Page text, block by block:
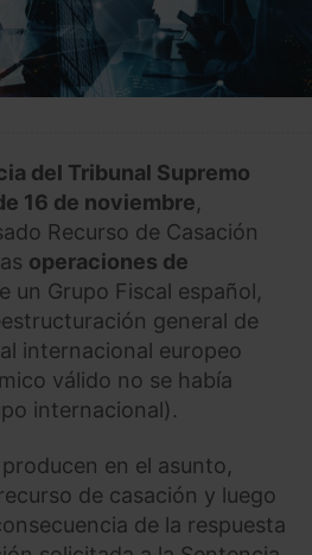
del Tribunal Supremo
16 de noviembre,
Recurso de Casación
operaciones de
un Grupo Fiscal español,
general de
internacional europeo
válido no se había
internacional).
producen en el asunto,
de casación y luego
de la respuesta